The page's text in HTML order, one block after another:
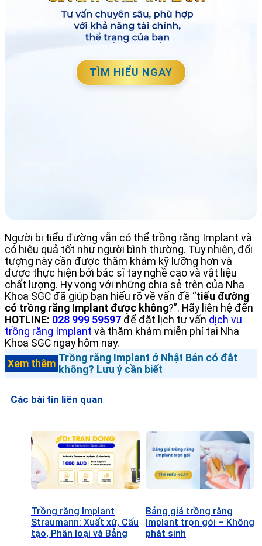
TÌM HIỂU NGAY
Người bị tiểu đường vẫn có thể trồng răng Implant và
có hiệu quả tốt như người bình thường. Tuy nhiên, đối
tượng này cần được thăm khám kỹ lưỡng hơn và
được thực hiện bởi bác sĩ tay nghề cao và vật liệu
chất lượng. Hy vọng với những chia sẻ trên của Nha
Khoa SGC đã giúp bạn hiểu rõ về vấn đề “tiểu đường
có trồng răng Implant được không?”. Hãy liên hệ đến
HOTLINE: 028 999 59597 để đặt lịch tư vấn dịch vụ
trồng răng Implant và thăm khám miễn phí tại Nha
Khoa SGC ngay hôm nay.
Xem thêm Trồng răng Implant ở Nhật Bản có đắt
không? Lưu ý cần biết
Các bài tin liên quan
Trồng răng Implant
Straumann: Xuất xứ, Cấu
tạo, Phân loại và Bảng
Bảng giá trồng răng
Implant trọn gói – Không
phát sinh